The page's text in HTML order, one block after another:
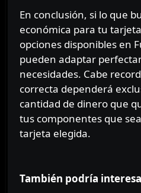
En conclusión, si lo que
económica para tu
opciones disponibles en
pueden adaptar
necesidades. Cabe
correcta dependerá
cantidad de dinero que
tus componentes que
tarjeta elegida.
También podría